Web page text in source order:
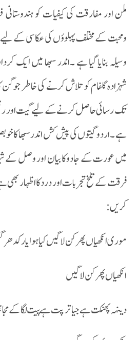
ملن اور مفارقت کی کیفیات کو
ومحبت کے مختلف پہلوؤں کی عکاسی کے
وسیلہ بنایا گیا ہے ۔اندر سبھا میں ایک
شہزادہ گلفام کو تلاش کرنے کی خاطر
تک رسائی حاصل کرنے کے لیے گیت اور
ہے ۔اردو گیتوں کی پیش کش اندر سبھا کا
میں عورت کے جادوکا بیان اور وصل کے
فرقت کے تلخ تجربات اور درد کا اظہار بھی
کریں :
موری انکھیاں پھر کن لاگیں کیا ہوا یار
انکھیاں پھرکن لاگیں
دینہہ پھنکت ہے جیا ترپت ہے پیت لگا کے